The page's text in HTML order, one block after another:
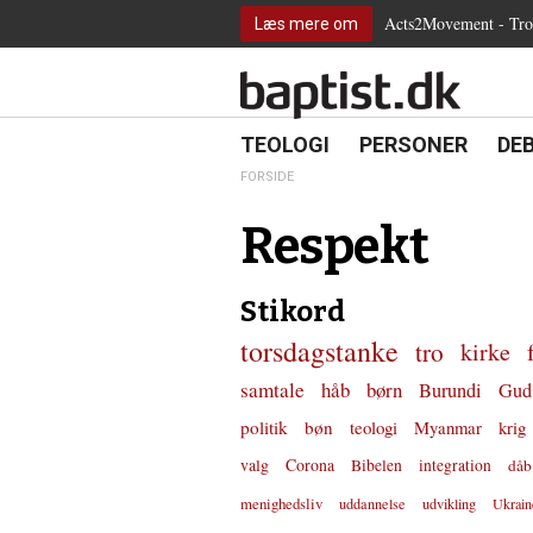
gå
for
6.0:
Internationalt
Læs mere om Acts2Movement -
18.0:
TEOLOGI 19.0:
PERSONER
FORSIDE
Respekt
Stikord
torsdagstanke tro kirke
samtale håb børn Burundi Gud
politik
bøn teologi Myanmar krig
valg
Corona Bibelen integration dåb
menighedsliv
uddannelse udvikling